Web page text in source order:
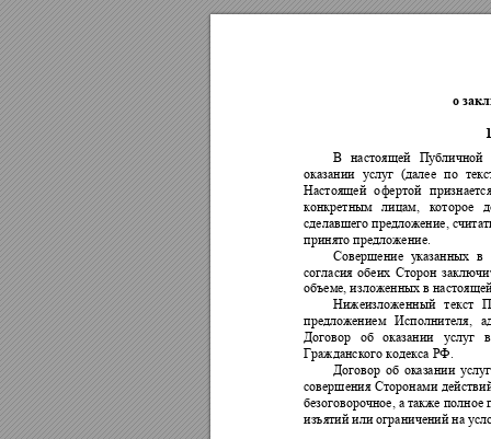
о
В настоящей
Публичной
оказании
услуг (далее по
Настоящей
офертой
конкретным
лицам, которое
сделавшего предложение,
принято предложение.
Совершение
указанных в
согласия обеих Сторон
объеме, изложенных в
Нижеизложенный
текст
предложением
Исполнителя,
Договор
об оказании услуг
Гражданского кодекса РФ.
Договор об оказании услу
совершения Сторонами
безоговорочное, а также полное
изъятий или ограничений на